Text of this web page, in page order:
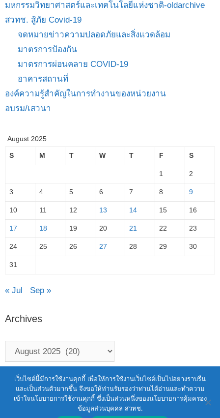
มหกรรมวิทยาศาสตร์และเทคโนโลยีแห่งชาติ-oldarchive
สวทช. สู้ภัย Covid-19
จดหมายข่าวความปลอดภัยและสิ่งแวดล้อม
มาตรการป้องกัน
มาตรการผ่อนคลาย COVID-19
อาคารสถานที่
องค์ความรู้สำคัญในการทำงานของหน่วยงาน
อบรม/เสวนา
August 2025
S M T W T F S
1 2
3 4 5 6 7 8 9
10 11 12 13 14 15 16
17 18 19 20 21 22 23
24 25 26 27 28 29 30
31
« Jul Sep »
Archives
Terms of Service|Personal Data Protection Policy
2021 สำนักงานพัฒนาวิทยาศาสตร์และ
เทคโนโลยีแห่งชาติ (สวทช.)
111 อุทยานวิทยาศาสตร์ประเทศไทย ถนนพหลโยธิน ตำบล
เว็บไซต์นี้มีการใช้งานคุกกี้ เพื่อให้การใช้งานเว็บไซต์เป็นไปอย่างราบรื่น
และเป็นส่วนตัวมากขึ้น จึงขอให้ท่านรับรองว่าท่านได้อ่านและทำความ
เข้าใจนโยบายการใช้งานคุกกี้ ซึ่งเป็นส่วนหนึ่งของนโยบายการคุ้มครอง
ข้อมูลส่วนบุคคล สวทช.